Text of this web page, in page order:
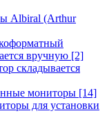
Albiral (Arthur
вручную [2]
складывается
мониторы [14]
для установки